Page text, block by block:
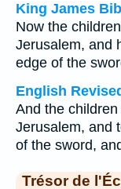
King James
Now the
Jerusalem, and
edge of the
English
And the
Jerusalem, and
of the sword,
Trésor de